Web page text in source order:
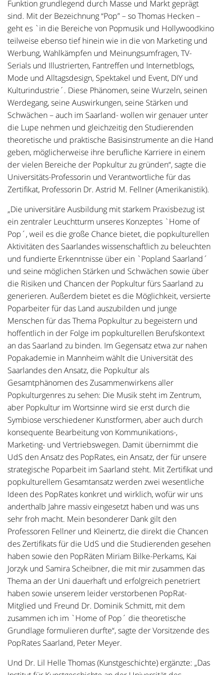
Funktion grundlegend durch Masse und Markt geprägt
sind. Mit der Bezeichnung “Pop” – so Thomas Hecken –
geht es `in die Bereiche von Popmusik und Hollywoodkino
teilweise ebenso tief hinein wie in die von Marketing und
Werbung, Wahlkämpfen und Meinungsumfragen, TV-
Serials und Illustrierten, Fantreffen und Internetblogs,
Mode und Alltagsdesign, Spektakel und Event, DIY und
Kulturindustrie´. Diese Phänomen, seine Wurzeln, seinen
Werdegang, seine Auswirkungen, seine Stärken und
Schwächen – auch im Saarland- wollen wir genauer unter
die Lupe nehmen und gleichzeitig den Studierenden
theoretische und praktische Basisinstrumente an die Hand
geben, möglicherweise ihre berufliche Karriere in einem
der vielen Bereiche der Popkultur zu gründen“, sagte die
Universitäts-Professorin und Verantwortliche für das
Zertifikat, Professorin Dr. Astrid M. Fellner (Amerikanistik).
„Die universitäre Ausbildung mit starkem Praxisbezug ist
ein zentraler Leuchtturm unseres Konzeptes `Home of
Pop´, weil es die große Chance bietet, die popkulturellen
Aktivitäten des Saarlandes wissenschaftlich zu beleuchten
und fundierte Erkenntnisse über ein `Popland Saarland´
und seine möglichen Stärken und Schwächen sowie über
die Risiken und Chancen der Popkultur fürs Saarland zu
generieren. Außerdem bietet es die Möglichkeit, versierte
Poparbeiter für das Land auszubilden und junge
Menschen für das Thema Popkultur zu begeistern und
hoffentlich in der Folge im popkulturellen Berufskontext
an das Saarland zu binden. Im Gegensatz etwa zur nahen
Popakademie in Mannheim wählt die Universität des
Saarlandes den Ansatz, die Popkultur als
Gesamtphänomen des Zusammenwirkens aller
Popkulturgenres zu sehen: Die Musik steht im Zentrum,
aber Popkultur im Wortsinne wird sie erst durch die
Symbiose verschiedener Kunstformen, aber auch durch
konsequente Bearbeitung von Kommunikations-,
Marketing- und Vertriebswegen. Damit übernimmt die
UdS den Ansatz des PopRates, ein Ansatz, der für unsere
strategische Poparbeit im Saarland steht. Mit Zertifikat und
popkulturellem Gesamtansatz werden zwei wesentliche
Ideen des PopRates konkret und wirklich, wofür wir uns
anderthalb Jahre massiv eingesetzt haben und was uns
sehr froh macht. Mein besonderer Dank gilt den
Professoren Fellner und Kleinertz, die direkt die Chancen
des Zertifikats für die UdS und die Studierenden gesehen
haben sowie den PopRäten Miriam Bilke-Perkams, Kai
Jorzyk und Samira Scheibner, die mit mir zusammen das
Thema an der Uni dauerhaft und erfolgreich penetriert
haben sowie unserem leider verstorbenen PopRat-
Mitglied und Freund Dr. Dominik Schmitt, mit dem
zusammen ich im `Home of Pop´ die theoretische
Grundlage formulieren durfte“, sagte der Vorsitzende des
PopRates Saarland, Peter Meyer.
Und Dr. Lil Helle Thomas (Kunstgeschichte) ergänzte: „Das